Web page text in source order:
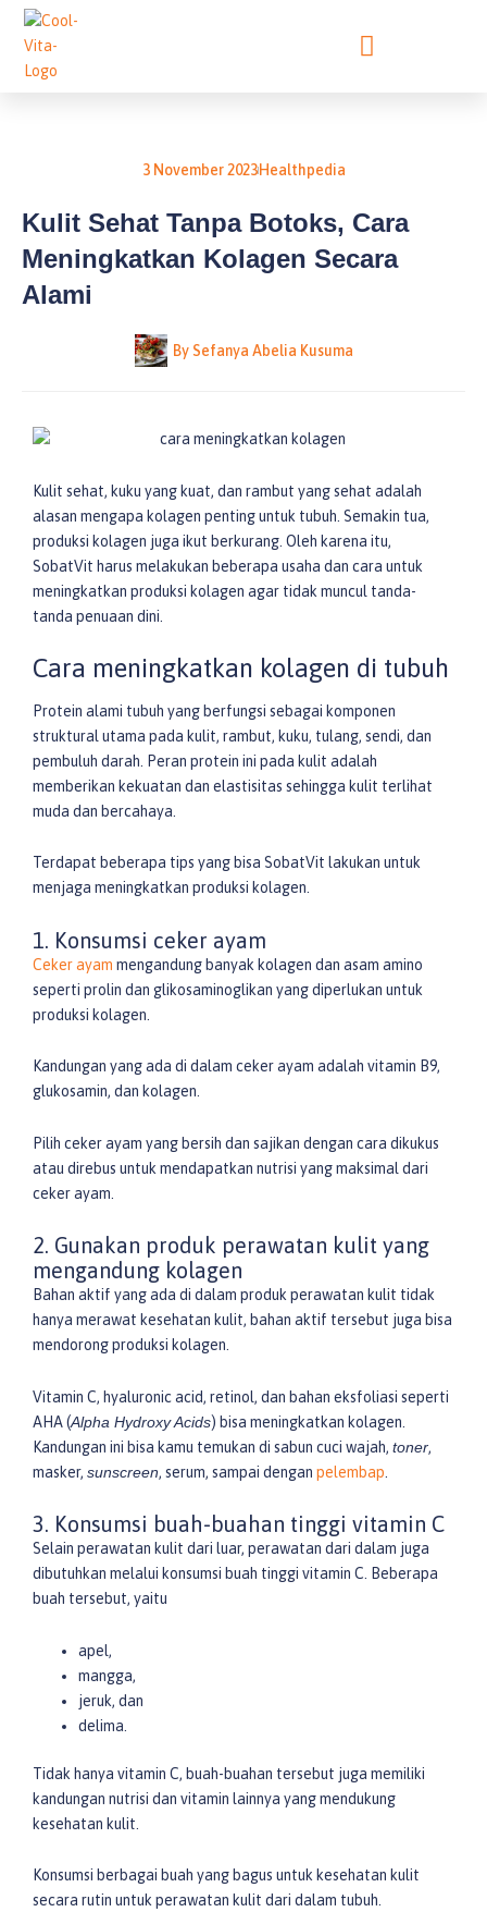
Lewati
konten
3 November 2023Healthpedia
Kulit Sehat Tanpa Botoks, Cara
Meningkatkan Kolagen Secara
Alami
BySefanya Abelia Kusuma
Kulit sehat, kuku yang kuat, dan rambut yang sehat adalah
alasan mengapa kolagen penting untuk tubuh. Semakin tua,
produksi kolagen juga ikut berkurang. Oleh karena itu,
SobatVit harus melakukan beberapa usaha dan cara untuk
meningkatkan produksi kolagen agar tidak muncul tanda-
tanda penuaan dini.
Cara meningkatkan kolagen di tubuh
Protein alami tubuh yang berfungsi sebagai komponen
struktural utama pada kulit, rambut, kuku, tulang, sendi, dan
pembuluh darah. Peran protein ini pada kulit adalah
memberikan kekuatan dan elastisitas sehingga kulit terlihat
muda dan bercahaya.
Terdapat beberapa tips yang bisa SobatVit lakukan untuk
menjaga meningkatkan produksi kolagen.
1. Konsumsi ceker ayam
Ceker ayam mengandung banyak kolagen dan asam amino
seperti prolin dan glikosaminoglikan yang diperlukan untuk
produksi kolagen.
Kandungan yang ada di dalam ceker ayam adalah vitamin B9,
glukosamin, dan kolagen.
Pilih ceker ayam yang bersih dan sajikan dengan cara dikukus
atau direbus untuk mendapatkan nutrisi yang maksimal dari
ceker ayam.
2. Gunakan produk perawatan kulit yang
mengandung kolagen
Bahan aktif yang ada di dalam produk perawatan kulit tidak
hanya merawat kesehatan kulit, bahan aktif tersebut juga bisa
mendorong produksi kolagen.
Vitamin C, hyaluronic acid, retinol, dan bahan eksfoliasi seperti
AHA (Alpha Hydroxy Acids) bisa meningkatkan kolagen.
Kandungan ini bisa kamu temukan di sabun cuci wajah, toner,
masker, sunscreen, serum, sampai dengan pelembap
3. Konsumsi buah-buahan tinggi vitamin C
Selain perawatan kulit dari luar, perawatan dari dalam juga
dibutuhkan melalui konsumsi buah tinggi vitamin C. Beberapa
buah tersebut, yaitu
apel,
mangga,
jeruk, dan
delima.
Tidak hanya vitamin C, buah-buahan tersebut juga memiliki
kandungan nutrisi dan vitamin lainnya yang mendukung
kesehatan kulit.
Konsumsi berbagai buah yang bagus untuk kesehatan kulit
secara rutin untuk perawatan kulit dari dalam tubuh.